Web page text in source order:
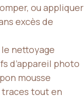
ou appliquer
excès de
le nettoyage
d’appareil photo
mousse
traces tout en